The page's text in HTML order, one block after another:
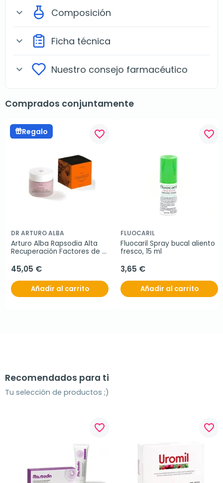
expand_more Composición
expand_more Ficha técnica
expand_more Nuestro consejo farmacéutico
Comprados conjuntamente
Regalo favorite_border
DR ARTURO ALBA
Arturo Alba Rapsodia Alta
Recuperación Factores de
45,05 €
Añadir al carrito
favorite_border
FLUOCARIL
Fluocaril Spray bucal aliento
fresco, 15 ml
3,65 €
Añadir al carrito
Recomendados para ti
Tu selección de productos ;)
favorite_border favorite_border